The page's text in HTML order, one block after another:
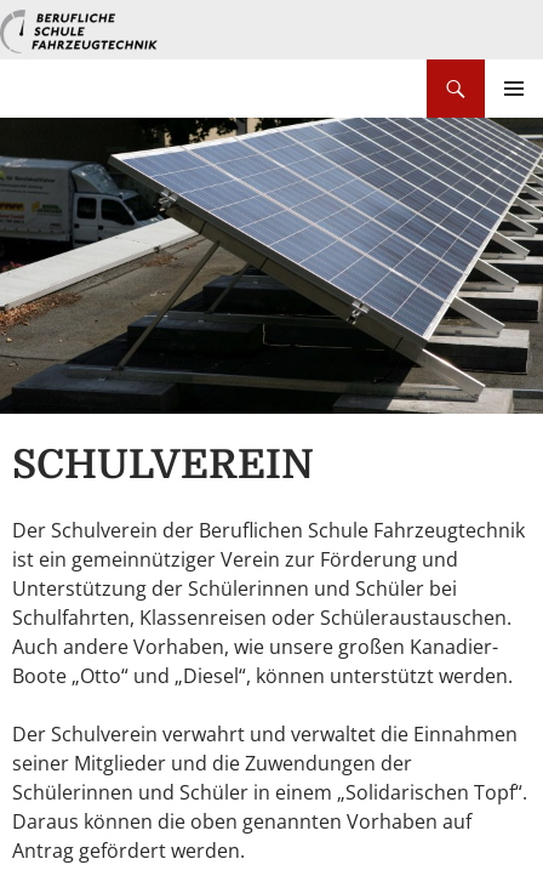
Zum
Inhalt
MENÜ
SCHULVEREIN
Der Schulverein der Beruflichen Schule Fahrzeugtechnik
ist ein gemeinnütziger Verein zur Förderung und
Unterstützung der Schülerinnen und Schüler bei
Schulfahrten, Klassenreisen oder Schüleraustauschen.
Auch andere Vorhaben, wie unsere großen Kanadier-
Boote „Otto“ und „Diesel“, können unterstützt werden.
Der Schulverein verwahrt und verwaltet die Einnahmen
seiner Mitglieder und die Zuwendungen der
Schülerinnen und Schüler in einem „Solidarischen Topf“.
Daraus können die oben genannten Vorhaben auf
Antrag gefördert werden.